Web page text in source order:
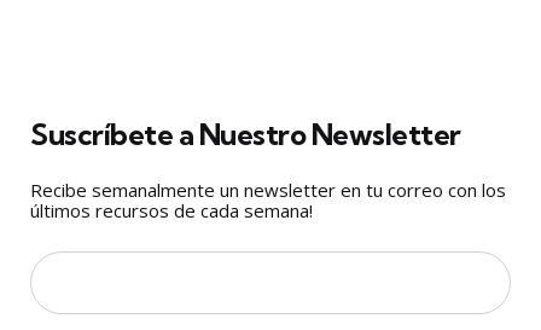
Suscríbete a Nuestro Newsletter
Recibe semanalmente un newsletter en tu correo con los
últimos recursos de cada semana!